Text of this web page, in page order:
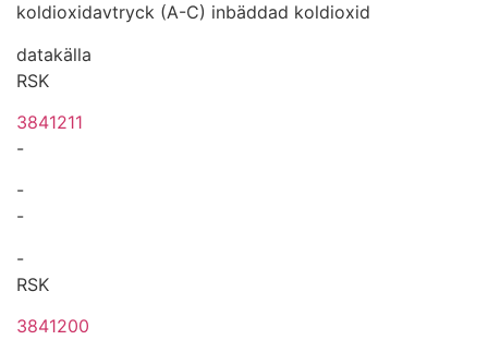
koldioxidavtryck (A-C) inbäddad koldioxid
datakälla
RSK
3841211
-
-
-
-
RSK
3841200